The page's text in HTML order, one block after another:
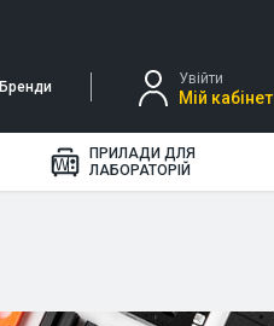
Бренди Увійти
Мій кабінет
ПРИЛАДИ ДЛЯ
ЛАБОРАТОРІЙ